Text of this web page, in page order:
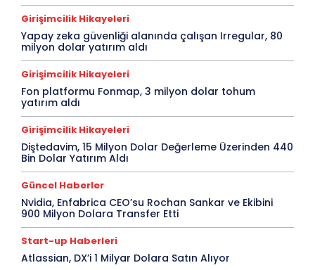
Girişimcilik Hikayeleri
Yapay zeka güvenliği alanında çalışan Irregular, 80
milyon dolar yatırım aldı
Girişimcilik Hikayeleri
Fon platformu Fonmap, 3 milyon dolar tohum
yatırım aldı
Girişimcilik Hikayeleri
Diştedavim, 15 Milyon Dolar Değerleme Üzerinden 440
Bin Dolar Yatırım Aldı
Güncel Haberler
Nvidia, Enfabrica CEO’su Rochan Sankar ve Ekibini
900 Milyon Dolara Transfer Etti
Start-up Haberleri
Atlassian, DX’i 1 Milyar Dolara Satın Alıyor